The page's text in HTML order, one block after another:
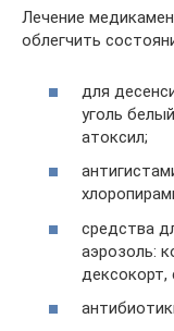
Лечение
облегчить
для
уголь
атоксил;
средства
аэрозоль:
дексокорт,